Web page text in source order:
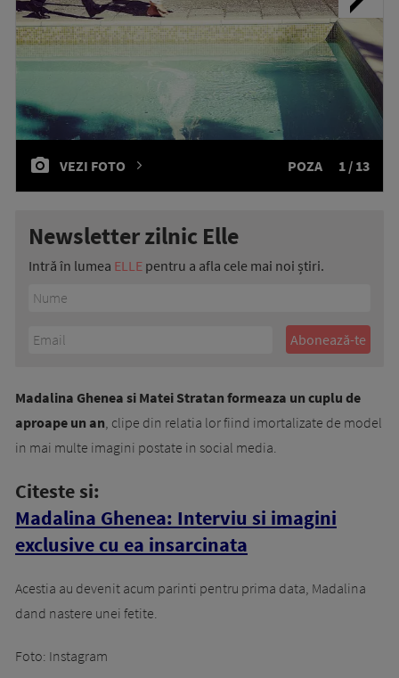
VEZI FOTO POZA 1 / 13
Newsletter zilnic Elle
Intră în lumea ELLE pentru a afla cele mai noi știri.
Madalina Ghenea si Matei Stratan formeaza un cuplu de
aproape un an, clipe din relatia lor fiind imortalizate de model
in mai multe imagini postate in social media.
Citeste si:
Madalina Ghenea: Interviu si imagini
exclusive cu ea insarcinata
Acestia au devenit acum parinti pentru prima data, Madalina
dand nastere unei fetite.
Foto: Instagram